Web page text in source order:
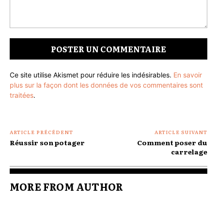
Ce site utilise Akismet pour réduire les indésirables. En savoir
plus sur la façon dont les données de vos commentaires sont
traitées.
ARTICLE PRÉCÉDENT
Réussir son potager
ARTICLE SUIVANT
Comment poser du
carrelage
MORE FROM AUTHOR